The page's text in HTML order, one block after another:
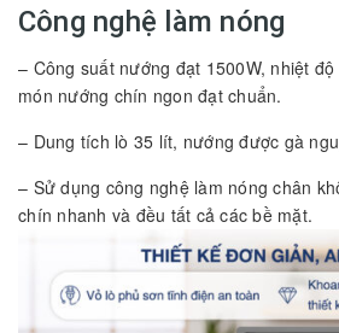
Công nghệ làm nóng
– Công suất nướng đạt 1500W, nhiệt
món nướng chín ngon đạt chuẩn.
– Dung tích lò 35 lít, nướng được gà
– Sử dụng công nghệ làm nóng chân
chín nhanh và đều tất cả các bề mặt.